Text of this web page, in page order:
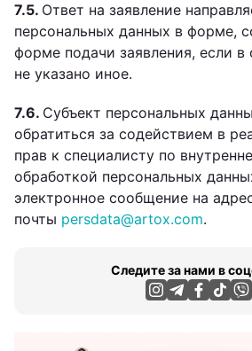
7.5. Ответ на заявление
персональных данных в форме,
форме подачи заявления, если в
не указано иное.
7.6. Субъект персональных
обратиться за содействием в
прав к специалисту по
обработкой персональных
электронное сообщение на
почты persdata@artox.com.
Следите за нами в